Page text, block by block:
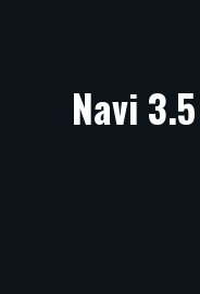
Navi 3.5